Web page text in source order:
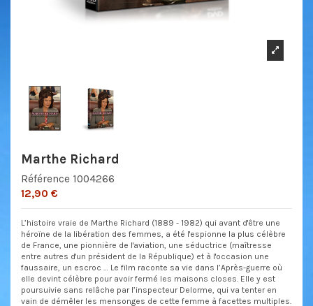
Marthe Richard
Référence 1004266
12,90 €
L’histoire vraie de Marthe Richard (1889 - 1982) qui avant d'être une
héroïne de la libération des femmes, a été l'espionne la plus célèbre
de France, une pionnière de l'aviation, une séductrice (maîtresse
entre autres d'un président de la République) et à l'occasion une
faussaire, un escroc … Le film raconte sa vie dans l’Après-guerre où
elle devint célèbre pour avoir fermé les maisons closes. Elle y est
poursuivie sans relâche par l’inspecteur Delorme, qui va tenter en
vain de démêler les mensonges de cette femme à facettes multiples.